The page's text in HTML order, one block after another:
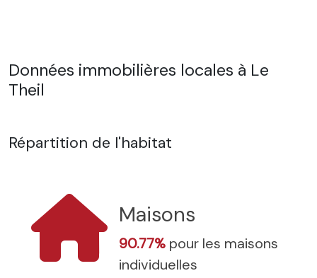
Données immobilières locales à Le
Theil
Répartition de l'habitat
Maisons
90.77% pour les maisons
individuelles